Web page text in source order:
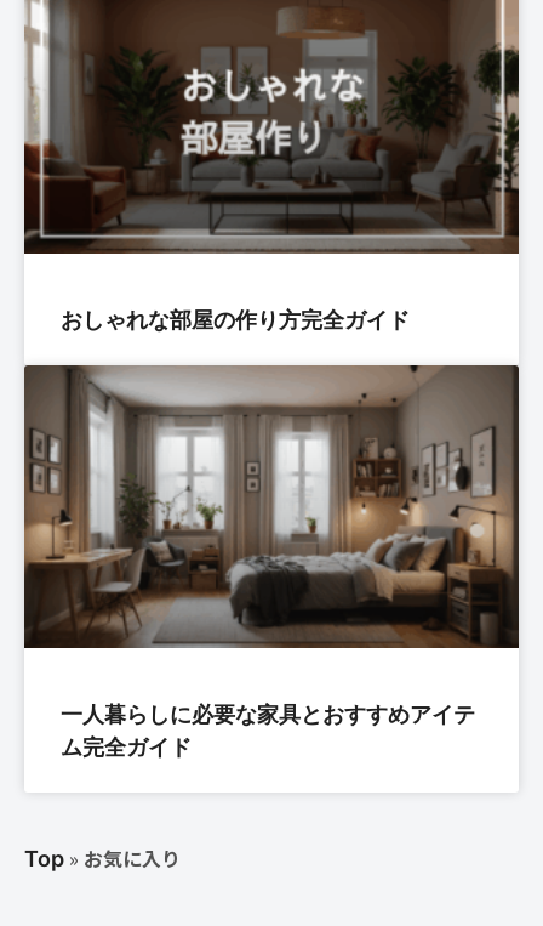
おしゃれな部屋の作り方完全ガイド
一人暮らしに必要な家具とおすすめアイテ
ム完全ガイド
Top » お気に入り